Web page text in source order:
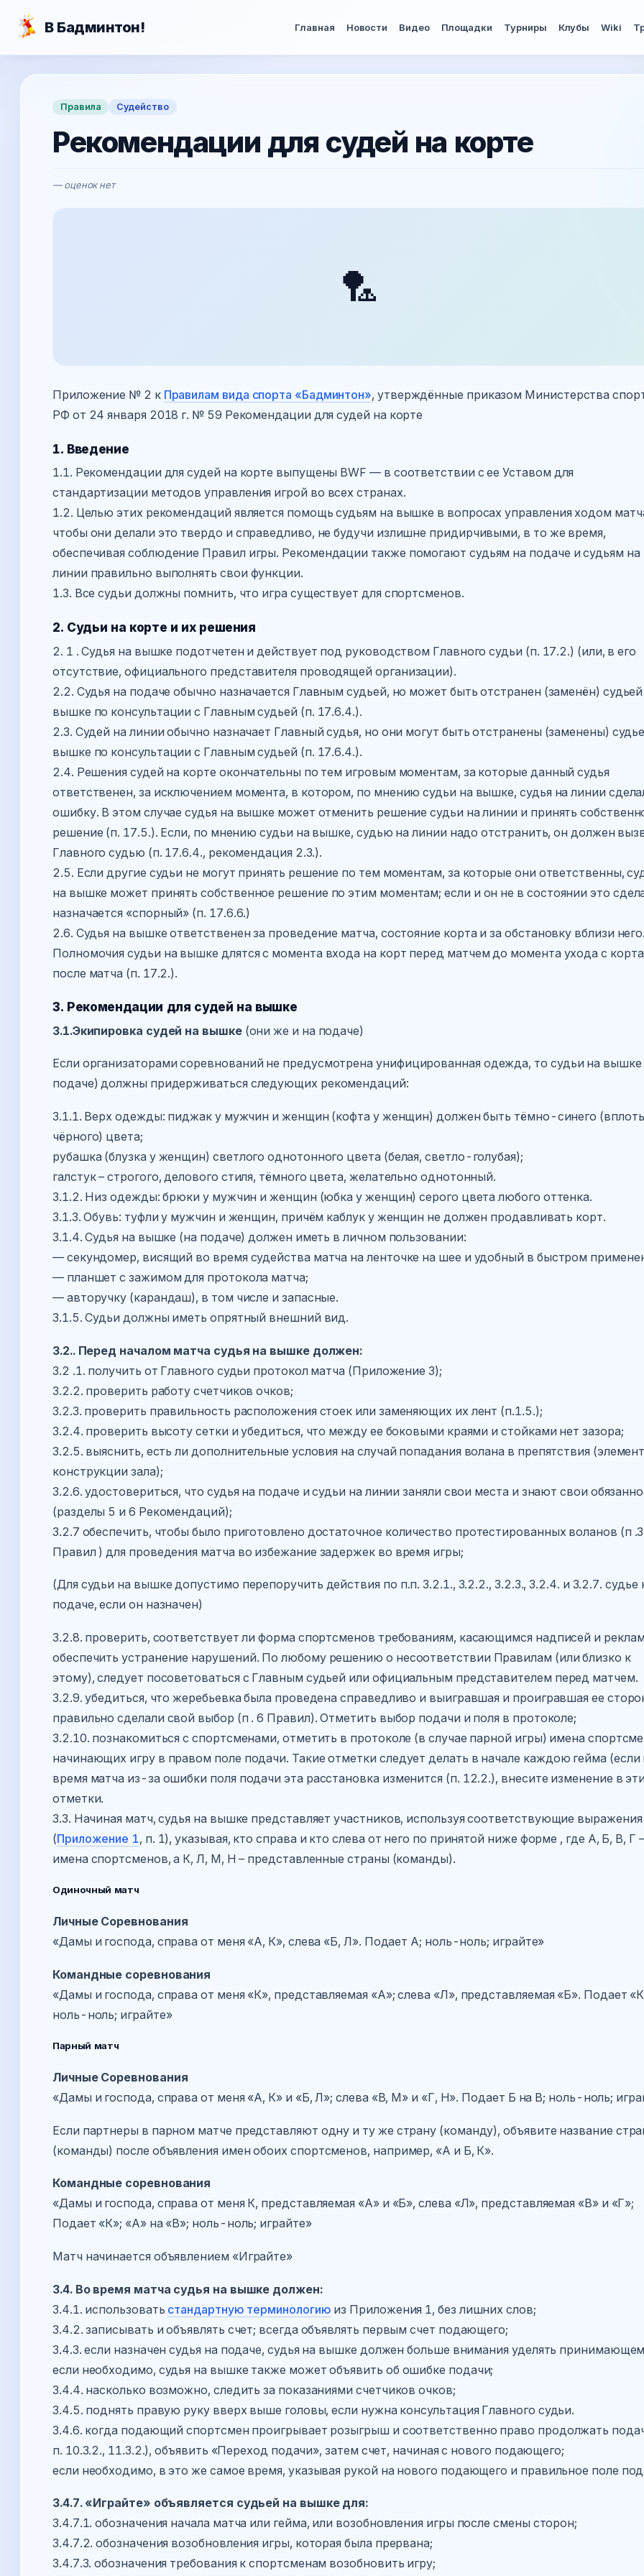
В Бадминтон! Главная Новости Видео Площадки Турниры Клубы Wiki
Правила Судейство
Рекомендации для судей на корте
— оценок нет
🏸
Приложение № 2 к Правилам вида спорта «Бадминтон», утверждённые приказом Министерства
РФ от 24 января 2018 г. № 59 Рекомендации для судей на корте
1. Введение
1.1. Рекомендации для судей на корте выпущены BWF — в соответствии с ее Уставом для
стандартизации методов управления игрой во всех странах.
1.2. Целью этих рекомендаций является помощь судьям на вышке в вопросах управления ходом
чтобы они делали это твердо и справедливо, не будучи излишне придирчивыми, в то же время,
обеспечивая соблюдение Правил игры. Рекомендации также помогают судьям на подаче и судьям на
линии правильно выполнять свои функции.
1.3. Все судьи должны помнить, что игра существует для спортсменов.
2. Судьи на корте и их решения
2. 1 . Судья на вышке подотчетен и действует под руководством Главного судьи (п. 17.2.) (или, в его
отсутствие, официального представителя проводящей организации).
2.2. Судья на подаче обычно назначается Главным судьей, но может быть отстранен (заменён)
вышке по консультации с Главным судьей (п. 17.6.4.).
2.3. Судей на линии обычно назначает Главный судья, но они могут быть отстранены (заменены)
вышке по консультации с Главным судьей (п. 17.6.4.).
2.4. Решения судей на корте окончательны по тем игровым моментам, за которые данный судья
ответственен, за исключением момента, в котором, по мнению судьи на вышке, судья на линии
ошибку. В этом случае судья на вышке может отменить решение судьи на линии и принять
решение (п. 17.5.). Если, по мнению судьи на вышке, судью на линии надо отстранить, он должен
Главного судью (п. 17.6.4., рекомендация 2.3.).
2.5. Если другие судьи не могут принять решение по тем моментам, за которые они ответственны,
на вышке может принять собственное решение по этим моментам; если и он не в состоянии это
назначается «спорный» (п. 17.6.6.)
2.6. Судья на вышке ответственен за проведение матча, состояние корта и за обстановку вблизи него.
Полномочия судьи на вышке длятся с момента входа на корт перед матчем до момента ухода с корта
после матча (п. 17.2.).
3. Рекомендации для судей на вышке
3.1.Экипировка судей на вышке(они же и на подаче)
Если организаторами соревнований не предусмотрена унифицированная одежда, то судьи на вышке
подаче) должны придерживаться следующих рекомендаций:
3.1.1. Верх одежды: пиджак у мужчин и женщин (кофта у женщин) должен быть тёмно-синего
чёрного) цвета;
рубашка (блузка у женщин) светлого однотонного цвета (белая, светло-голубая);
галстук – строгого, делового стиля, тёмного цвета, желательно однотонный.
3.1.2. Низ одежды: брюки у мужчин и женщин (юбка у женщин) серого цвета любого оттенка.
3.1.3. Обувь: туфли у мужчин и женщин, причём каблук у женщин не должен продавливать корт.
3.1.4. Судья на вышке (на подаче) должен иметь в личном пользовании:
— секундомер, висящий во время судейства матча на ленточке на шее и удобный в быстром
— планшет с зажимом для протокола матча;
— авторучку (карандаш), в том числе и запасные.
3.1.5. Судьи должны иметь опрятный внешний вид.
3.2.. Перед началом матча судья на вышке должен:
3.2 .1. получить от Главного судьи протокол матча (Приложение 3);
3.2.2. проверить работу счетчиков очков;
3.2.3. проверить правильность расположения стоек или заменяющих их лент (п.1.5.);
3.2.4. проверить высоту сетки и убедиться, что между ее боковыми краями и стойками нет зазора;
3.2.5. выяснить, есть ли дополнительные условия на случай попадания волана в препятствия
конструкции зала);
3.2.6. удостовериться, что судья на подаче и судьи на линии заняли свои места и знают свои
(разделы 5 и 6 Рекомендаций);
3.2.7 обеспечить, чтобы было приготовлено достаточное количество протестированных воланов (п .3
Правил ) для проведения матча во избежание задержек во время игры;
(Для судьи на вышке допустимо перепоручить действия по п.п. 3.2.1., 3.2.2., 3.2.3., 3.2.4. и 3.2.7. судье
подаче, если он назначен)
3.2.8. проверить, соответствует ли форма спортсменов требованиям, касающимся надписей и
обеспечить устранение нарушений. По любому решению о несоответствии Правилам (или близко к
этому), следует посоветоваться с Главным судьей или официальным представителем перед матчем.
3.2.9. убедиться, что жеребьевка была проведена справедливо и выигравшая и проигравшая ее
правильно сделали свой выбор (п . 6 Правил). Отметить выбор подачи и поля в протоколе;
3.2.10. познакомиться с спортсменами, отметить в протоколе (в случае парной игры) имена
начинающих игру в правом поле подачи. Такие отметки следует делать в начале каждою гейма (если
время матча из-за ошибки поля подачи эта расстановка изменится (п. 12.2.), внесите изменение в эти
отметки.
3.3. Начиная матч, судья на вышке представляет участников, используя соответствующие выражения
(Приложение 1, п. 1), указывая, кто справа и кто слева от него по принятой ниже форме , где А, Б, В, Г –
имена спортсменов, а К, Л, М, Н – представленные страны (команды).
Одиночный матч
Личные Соревнования
«Дамы и господа, справа от меня «А, К», слева «Б, Л». Подает А; ноль-ноль; играйте»
Командные соревнования
«Дамы и господа, справа от меня «К», представляемая «А»; слева «Л», представляемая «Б». Подает
ноль-ноль; играйте»
Парный матч
Личные Соревнования
«Дамы и господа, справа от меня «А, К» и «Б, Л»; слева «В, М» и «Г, Н». Подает Б на В; ноль-ноль;
Если партнеры в парном матче представляют одну и ту же страну (команду), объявите название
(команды) после объявления имен обоих спортсменов, например, «А и Б, К».
Командные соревнования
«Дамы и господа, справа от меня К, представляемая «А» и «Б», слева «Л», представляемая «В» и «Г»;
Подает «К»; «А» на «В»; ноль-ноль; играйте»
Матч начинается объявлением «Играйте»
3.4. Во время матча судья на вышке должен:
3.4.1. использовать стандартную терминологию из Приложения 1, без лишних слов;
3.4.2. записывать и объявлять счет; всегда объявлять первым счет подающего;
3.4.3. если назначен судья на подаче, судья на вышке должен больше внимания уделять
если необходимо, судья на вышке также может объявить об ошибке подачи;
3.4.4. насколько возможно, следить за показаниями счетчиков очков;
3.4.5. поднять правую руку вверх выше головы, если нужна консультация Главного судьи.
3.4.6. когда подающий спортсмен проигрывает розыгрыш и соответственно право продолжать
п. 10.3.2., 11.3.2.), объявить «Переход подачи», затем счет, начиная с нового подающего;
если необходимо, в это же самое время, указывая рукой на нового подающего и правильное поле
3.4.7. «Играйте» объявляется судьей на вышке для:
3.4.7.1. обозначения начала матча или гейма, или возобновления игры после смены сторон;
3.4.7.2. обозначения возобновления игры, которая была прервана;
3.4.7.3. обозначения требования к спортсменам возобновить игру;